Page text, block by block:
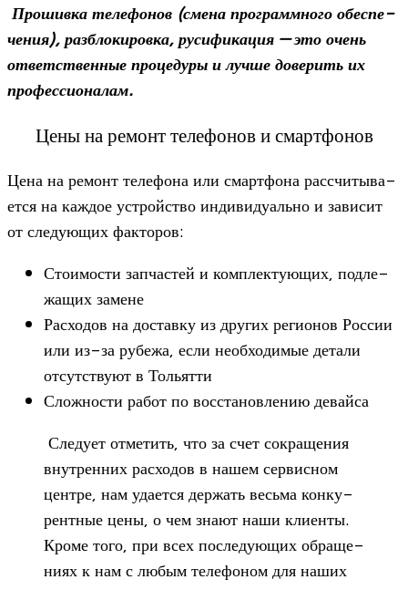
Про­шивка теле­фо­нов (смена про­грамм­ного обес­пе­
че­ния), раз­бло­ки­ровка, руси­фи­ка­ция — это очень
ответ­ствен­ные про­це­дуры и лучше дове­рить их
профессионалам.
Цены на ремонт телефонов и смартфонов
Цена на ремонт теле­фона или смарт­фона рас­счи­ты­ва­
ется на каж­дое устрой­ство инди­ви­ду­ально и зави­сит
от сле­ду­ю­щих факторов:
Сто­и­мо­сти зап­ча­стей и ком­плек­ту­ю­щих, под­ле­
жа­щих замене
Рас­хо­дов на доставку из дру­гих реги­о­нов Рос­сии
или из-за рубежа, если необ­хо­ди­мые детали
отсут­ствуют в Тольятти
Слож­но­сти работ по вос­ста­нов­ле­нию девайса
Сле­дует отме­тить, что за счет сокра­ще­ния
внут­рен­них рас­хо­дов в нашем сер­вис­ном
цен­тре, нам уда­ется дер­жать весьма кон­ку­
рент­ные цены, о чем знают наши кли­енты.
Кроме того, при всех после­ду­ю­щих обра­ще­
ниях к нам с любым теле­фо­ном для наших